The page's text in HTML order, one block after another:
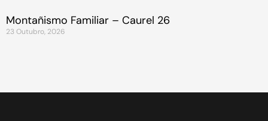
Montañismo Familiar – Caurel 26
23 Outubro, 2026